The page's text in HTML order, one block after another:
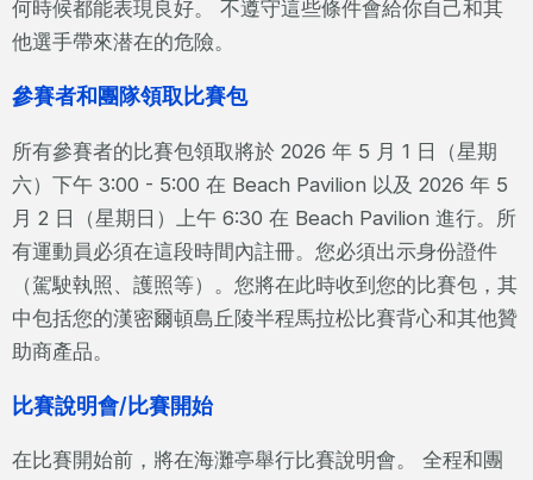
何時候都能表現良好。 不遵守這些條件會給你自己和其
他選手帶來潜在的危險。
參賽者和團隊領取比賽包
所有參賽者的比賽包領取將於 2026 年 5 月 1 日（星期
六）下午 3:00 - 5:00 在 Beach Pavilion 以及 2026 年 5
月 2 日（星期日）上午 6:30 在 Beach Pavilion 進行。所
有運動員必須在這段時間內註冊。您必須出示身份證件
（駕駛執照、護照等）。您將在此時收到您的比賽包，其
中包括您的漢密爾頓島丘陵半程馬拉松比賽背心和其他贊
助商產品。
比賽說明會/比賽開始
在比賽開始前，將在海灘亭舉行比賽說明會。 全程和團